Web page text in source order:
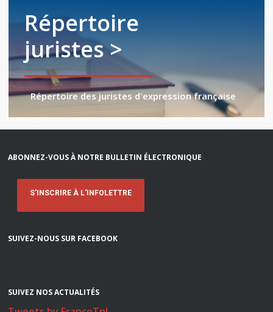
Répertoire
juristes >
Répertoire des juristes d'expression française
ABONNEZ-VOUS À NOTRE BULLETIN ÉLECTRONIQUE
S'INSCRIRE À L'INFOLETTRE
SUIVEZ-NOUS SUR FACEBOOK
SUIVEZ NOS ACTUALITÉS